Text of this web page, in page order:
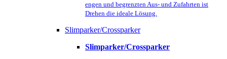
engen und begrenzten Aus- und Zufahrten ist
Drehen die ideale Lösung.
Slimparker/Crossparker
Slimparker/Crossparker